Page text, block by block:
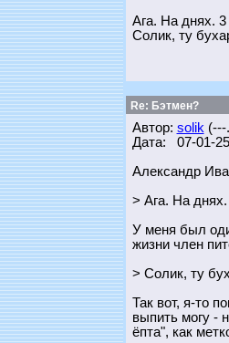
Ага. На днях.
Солик, ту
Re: Бэтмен?
Автор: solik (---
Дата: 07-01-
Александр
> Ага. На
У меня был
жизни член
> Солик, ту
Так вот, я-то
выпить могу -
ёпта", как